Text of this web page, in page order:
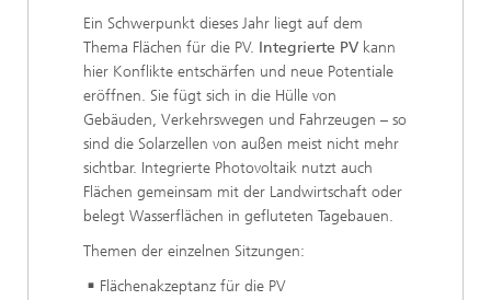
Ein Schwerpunkt dieses Jahr liegt auf dem
Thema Flächen für die PV. Integrierte PV kann
hier Konflikte entschärfen und neue Potentiale
eröffnen. Sie fügt sich in die Hülle von
Gebäuden, Verkehrswegen und Fahrzeugen – so
sind die Solarzellen von außen meist nicht mehr
sichtbar. Integrierte Photovoltaik nutzt auch
Flächen gemeinsam mit der Landwirtschaft oder
belegt Wasserflächen in gefluteten Tagebauen.
Themen der einzelnen Sitzungen:
Flächenakzeptanz für die PV